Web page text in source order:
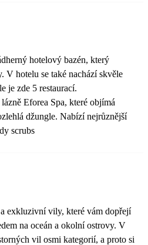
hotelový bazén, který
V hotelu se také nachází skvěle
je zde 5 restaurací.
Eforea Spa, které objímá
džungle. Nabízí nejrůznější
scrubs
exkluzivní vily, které vám dopřejí
na oceán a okolní ostrovy. V
vil osmi kategorií, a proto si